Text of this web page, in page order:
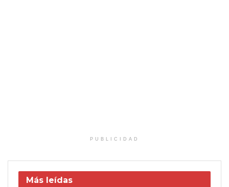
PUBLICIDAD
Más leídas